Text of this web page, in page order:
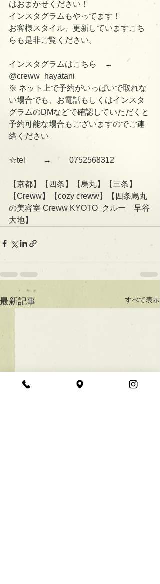
はおまかせください！
インスタグラムもやってます！
お客様スタイル、更新していますこち
らも是非ご覧ください。
インスタグラムはこちら　→
@creww_hayatani
※ ネット上で予約がいっぱいで取れな
い場合でも、お電話もしくはインスタ
グラムのDMなどで確認していただくと
予約可能な場合もございますのでご連
絡ください
☆tel 　　→　　 0752568312
【京都】【四条】【烏丸】【三条】
【Creww】【cozy creww】【四条烏丸
の美容室 Creww KYOTO  クルー　早谷
大地】
最新記事 すべて表示